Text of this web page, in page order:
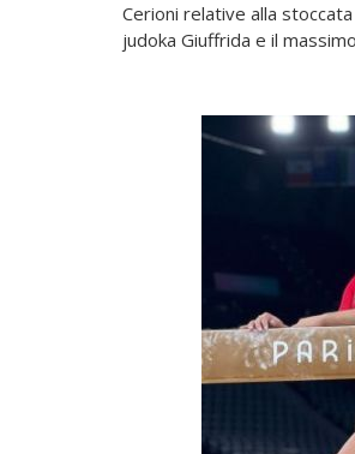
Cerioni relative alla
judoka Giuffrida e il